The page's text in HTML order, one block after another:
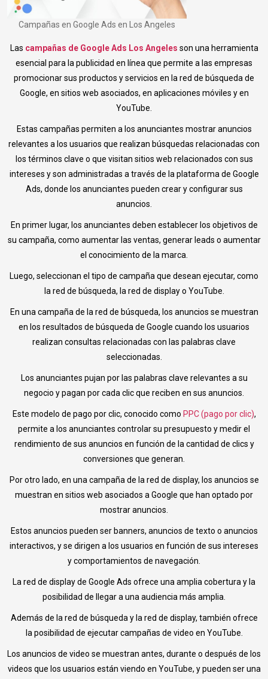
Campañas en Google Ads en Los Angeles
Las campañas de Google Ads Los Angeles son una herramienta
esencial para la publicidad en línea que permite a las empresas
promocionar sus productos y servicios en la red de búsqueda de
Google, en sitios web asociados, en aplicaciones móviles y en
YouTube.
Estas campañas permiten a los anunciantes mostrar anuncios
relevantes a los usuarios que realizan búsquedas relacionadas con
los términos clave o que visitan sitios web relacionados con sus
intereses y son administradas a través de la plataforma de Google
Ads, donde los anunciantes pueden crear y configurar sus
anuncios.
En primer lugar, los anunciantes deben establecer los objetivos de
su campaña, como aumentar las ventas, generar leads o aumentar
el conocimiento de la marca.
Luego, seleccionan el tipo de campaña que desean ejecutar, como
la red de búsqueda, la red de display o YouTube.
En una campaña de la red de búsqueda, los anuncios se muestran
en los resultados de búsqueda de Google cuando los usuarios
realizan consultas relacionadas con las palabras clave
seleccionadas.
Los anunciantes pujan por las palabras clave relevantes a su
negocio y pagan por cada clic que reciben en sus anuncios.
Este modelo de pago por clic, conocido como PPC (pago por clic),
permite a los anunciantes controlar su presupuesto y medir el
rendimiento de sus anuncios en función de la cantidad de clics y
conversiones que generan.
Por otro lado, en una campaña de la red de display, los anuncios se
muestran en sitios web asociados a Google que han optado por
mostrar anuncios.
Estos anuncios pueden ser banners, anuncios de texto o anuncios
interactivos, y se dirigen a los usuarios en función de sus intereses
y comportamientos de navegación.
La red de display de Google Ads ofrece una amplia cobertura y la
posibilidad de llegar a una audiencia más amplia.
Además de la red de búsqueda y la red de display, también ofrece
la posibilidad de ejecutar campañas de video en YouTube.
Los anuncios de video se muestran antes, durante o después de los
videos que los usuarios están viendo en YouTube, y pueden ser una